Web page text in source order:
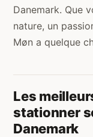
Danemark. Que
nature, un
Møn a quelque
Les
stationner
Danemark